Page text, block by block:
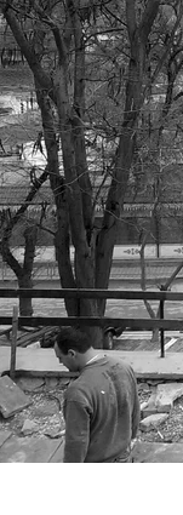
не
в
пойти на
активист из
там
в
461 человек
думают,
женщина, член
здание
не
от